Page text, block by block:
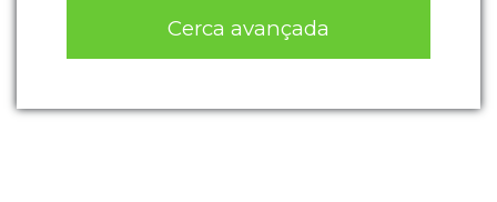
Cerca avançada